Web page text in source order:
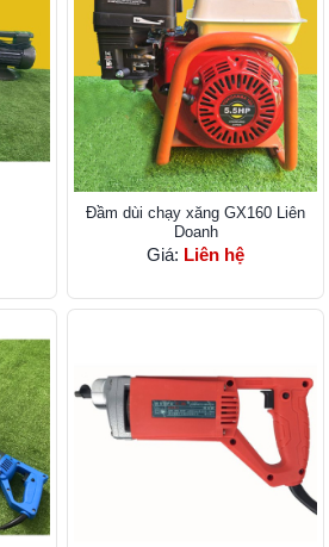
Đầm dùi chạy xăng GX160 Liên
Doanh
Giá: Liên hệ